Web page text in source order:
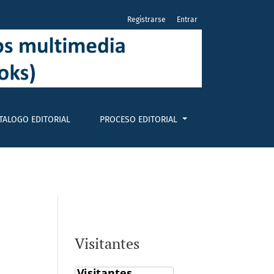
EDITORIAL PROCESO EDITORIAL
Registrarse Entrar
Visitantes